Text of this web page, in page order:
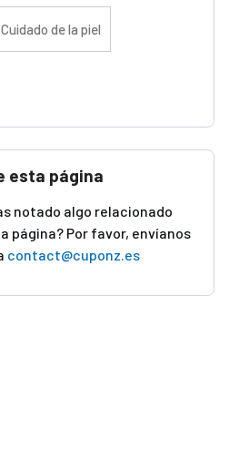
Cuidado de la piel
esta página
notado algo relacionado
página? Por favor, envíanos
contact@cuponz.es